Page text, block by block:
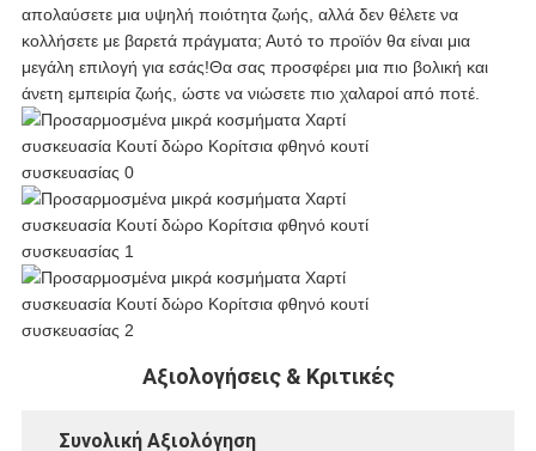
απολαύσετε μια υψηλή ποιότητα ζωής, αλλά δεν θέλετε να
κολλήσετε με βαρετά πράγματα; Αυτό το προϊόν θα είναι μια
μεγάλη επιλογή για εσάς!Θα σας προσφέρει μια πιο βολική και
άνετη εμπειρία ζωής, ώστε να νιώσετε πιο χαλαροί από ποτέ.
Αξιολογήσεις & Κριτικές
Συνολική Αξιολόγηση